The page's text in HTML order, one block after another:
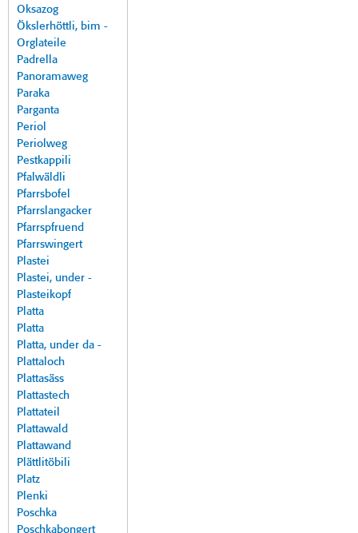
Oksazog
Ökslerhöttli, bim -
Orglateile
Padrella
Panoramaweg
Paraka
Parganta
Periol
Periolweg
Pestkappili
Pfalwäldli
Pfarrsbofel
Pfarrslangacker
Pfarrspfruend
Pfarrswingert
Plastei
Plastei, under -
Plasteikopf
Platta
Platta
Platta, under da -
Plattaloch
Plattasäss
Plattastech
Plattateil
Plattawald
Plattawand
Plättlitöbili
Platz
Plenki
Poschka
Poschkabongert